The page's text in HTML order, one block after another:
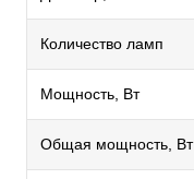
Количество ламп
Мощность, Вт
Общая мощность, Вт